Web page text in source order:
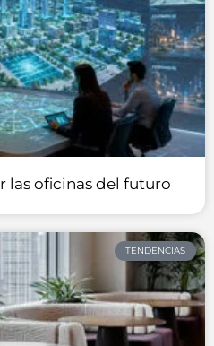
las oficinas del futuro
TENDENCIAS